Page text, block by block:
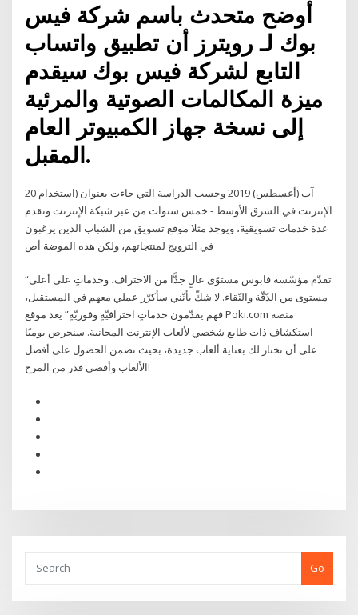
أوضح متحدث باسم شركة فيس
بوك لـ رويترز أن تطبيق واتساب
التابع لشركة فيس بوك سيقدم
ميزة المكالمات الصوتية والمرئية
إلى نسخة جهاز الكمبيوتر العام
المقبل.
20 آب (أغسطس) 2019 وحسب الدراسة التي جاءت بعنوان (استخدام
الإنترنت في الشرق الأوسط - خمس سنوات من عبر شبكة الإنترنت وتقدم
عدة خدمات تسويقية، ويوجد مثلا موقع تسويق من الشباب الذين يرغبون
في الترويج لمنتجاتهم، ولكن هذه الموضة أص
“تقدّم مؤسّسة فابوس مستوًى عالٍ جدًّا من الاحتراف، وخدماتٍ على أعلى
مستوى من الدّقّة والنّقاء. لا شكّ بأنّني سأكرّر عملي معهم في المستقبل،
فهم يقدّمون خدماتٍ احترافيّةٍ وفوريّةٍ” يعد موقع Poki.com منصة
استكشاف ذات طابع شخصي لألعاب الإنترنت المجانية. سنحرص يوميًا
على أن نختار لك بعناية ألعاب جديدة، بحيث تضمن الحصول على أفضل
الألعاب وأقصى قدر من المرح!
Go